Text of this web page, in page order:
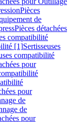
Pièces
de
Pièces détachées
compatibilité
[1]Sertisseuses
compatibilité
pour
pour
de
de
pour